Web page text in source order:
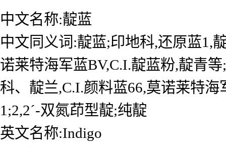
中文名称:靛蓝
中文同义词:靛蓝;印地科,还原蓝1,
诺莱特海军蓝BV,C.I.靛蓝粉,靛青
科、靛兰,C.I.颜料蓝66,莫诺莱特
1;2,2ˊ-双氮茚型靛;纯靛
英文名称:Indigo